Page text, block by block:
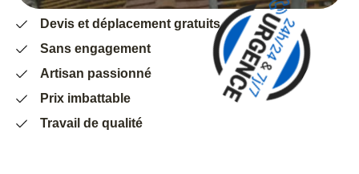
Devis et déplacement gratuits
Sans engagement
Artisan passionné
Prix imbattable
Travail de qualité